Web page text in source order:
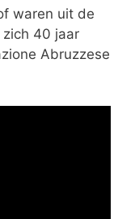
waren uit de
40 jaar
Abruzzese